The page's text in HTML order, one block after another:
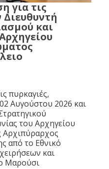
για τις
και
πυρκαγιές,
Αυγούστου 2026 και
του Αρχηγείου
από το Εθνικό
και
Μαρούσι